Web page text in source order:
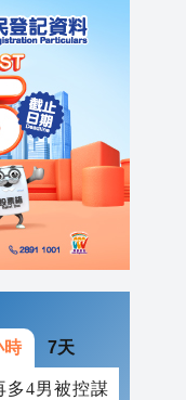
時 7天
多4男被控謀